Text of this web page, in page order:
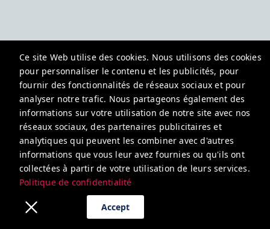
Ce site Web utilise des cookies. Nous utilisons des cookies
pour personnaliser le contenu et les publicités, pour
fournir des fonctionnalités de réseaux sociaux et pour
analyser notre trafic. Nous partageons également des
informations sur votre utilisation de notre site avec nos
réseaux sociaux, des partenaires publicitaires et
analytiques qui peuvent les combiner avec d'autres
informations que vous leur avez fournies ou qu'ils ont
collectées à partir de votre utilisation de leurs services.
Politique de confidentialité
Accept